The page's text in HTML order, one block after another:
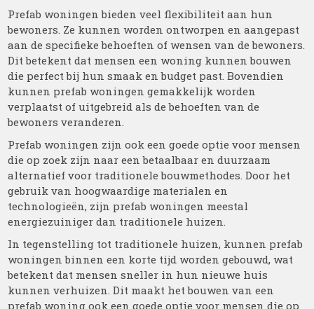
Prefab woningen bieden veel flexibiliteit aan hun
bewoners. Ze kunnen worden ontworpen en aangepast
aan de specifieke behoeften of wensen van de bewoners.
Dit betekent dat mensen een woning kunnen bouwen
die perfect bij hun smaak en budget past. Bovendien
kunnen prefab woningen gemakkelijk worden
verplaatst of uitgebreid als de behoeften van de
bewoners veranderen.
Prefab woningen zijn ook een goede optie voor mensen
die op zoek zijn naar een betaalbaar en duurzaam
alternatief voor traditionele bouwmethodes. Door het
gebruik van hoogwaardige materialen en
technologieën, zijn prefab woningen meestal
energiezuiniger dan traditionele huizen.
In tegenstelling tot traditionele huizen, kunnen prefab
woningen binnen een korte tijd worden gebouwd, wat
betekent dat mensen sneller in hun nieuwe huis
kunnen verhuizen. Dit maakt het bouwen van een
prefab woning ook een goede optie voor mensen die op